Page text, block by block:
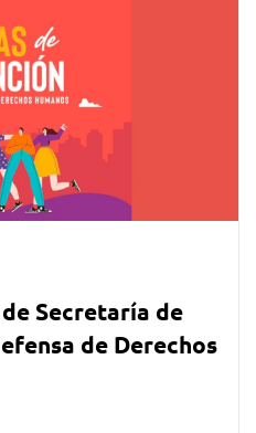
Secretaría de
de Derechos